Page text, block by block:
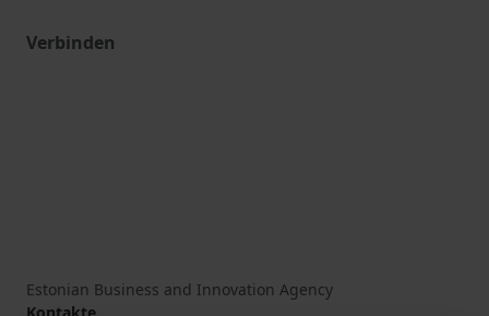
Verbinden
Estonian Business and Innovation Agency